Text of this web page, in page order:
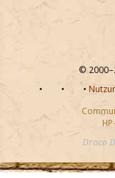
©
•
• •
Draco